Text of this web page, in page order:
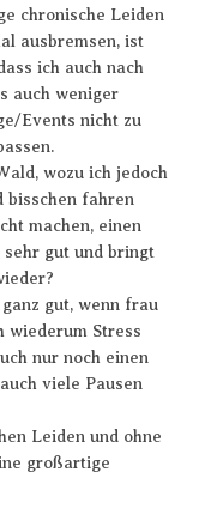
chronische Leiden
ausbremsen, ist
ich auch nach
auch weniger
Events nicht zu
wozu ich jedoch
bisschen fahren
machen, einen
sehr gut und bringt
gut, wenn frau
wiederum Stress
nur noch einen
viele Pausen
Leiden und ohne
großartige